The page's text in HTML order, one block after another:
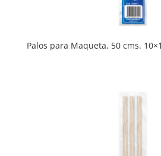
Palos para Maqueta, 50 cms.